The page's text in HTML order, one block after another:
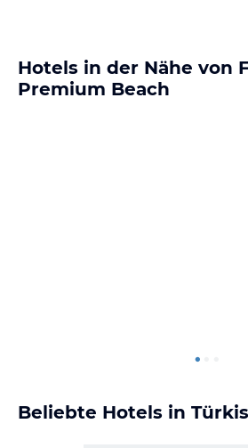
Hotels in der Nähe von
Premium Beach
Beliebte Hotels in